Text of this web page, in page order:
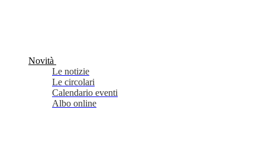
Novità
Le notizie
Le circolari
Calendario eventi
Albo online